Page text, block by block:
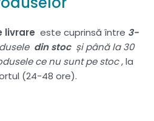
livrare este cuprinsă între 3-
din stocși până la 30
ce nu sunt pe stoc, la
(24-48 ore).